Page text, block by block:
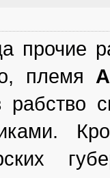
прочие
племя